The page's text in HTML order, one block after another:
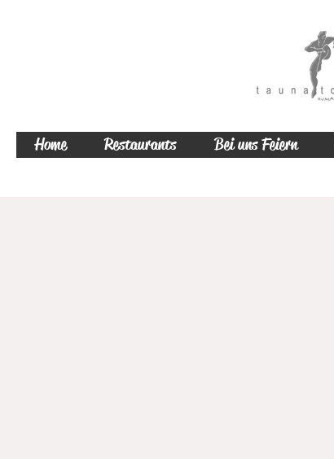
Home Restaurants Bei uns Feiern